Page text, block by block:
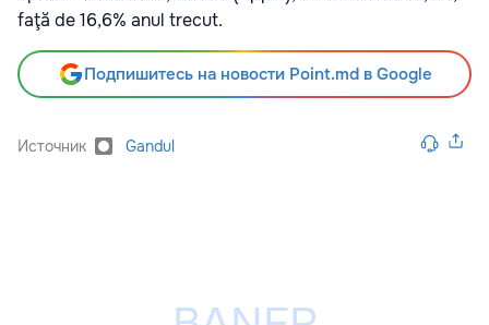
faţă de 16,6% anul trecut.
Подпишитесь на новости Point.md в Google
Источник Gandul